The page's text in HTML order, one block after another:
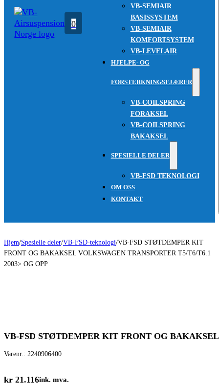
VB-SEMIAIR
BASISSYSTEM
VB-SEMIAIR
KOMFORTSYSTEM
VB-LEVELAIR
HJELPE- OG
FORSTERKNINGSFJÆRER
VB-COILSPRING
FORAKSEL
VB-COILSPRING
BAKAKSEL
SPESIELLE DELER
VB-FSD TEKNOLOGI
OM OSS
KONTAKT
0
Hjem/Spesielle deler/VB-FSD-teknologi/VB-FSD STØTDEMPER KIT
FRONT OG BAKAKSEL VOLKSWAGEN TRANSPORTER T5/T6/T6.1
2003> OG OPP
VB-FSD STØTDEMPER KIT FRONT OG
Varenr.: 2240906400
kr 21.116ink. mva.